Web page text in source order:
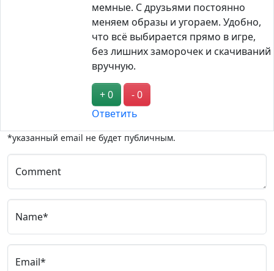
мемные. С друзьями постоянно
меняем образы и угораем. Удобно,
что всё выбирается прямо в игре,
без лишних заморочек и скачиваний
вручную.
+ 0
- 0
Ответить
*указанный email не будет публичным.
Comment
Name*
Email*